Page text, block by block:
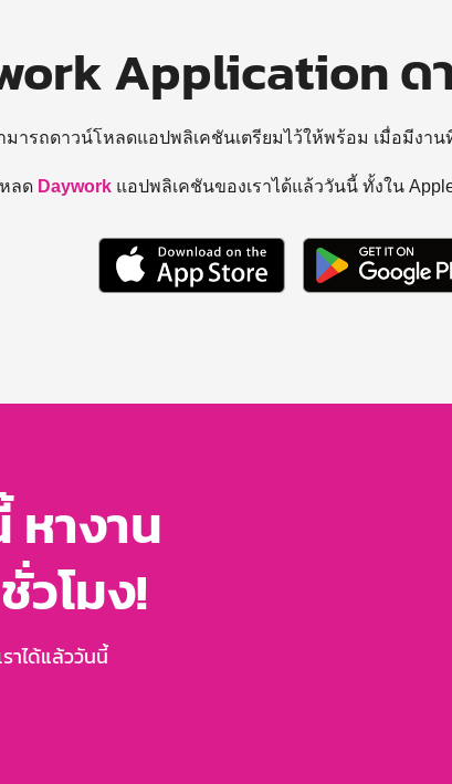
Application ด
มารถดาวน์โหลดแอปพลิเคชันเตรียมไว้ให้พร้อม เมื่อมีงา
ลด Daywork แอปพลิเคชันของเราได้แล้ววันนี้ ทั้งใน
างาน
วโมง!
าได้แล้ววันนี้